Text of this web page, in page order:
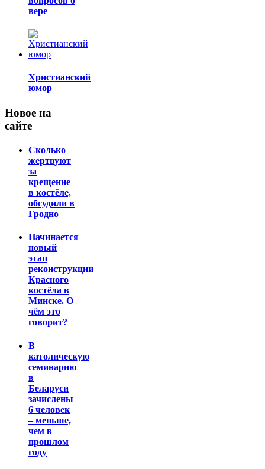
вере
Христианский
юмор
Новое на
сайте
Сколько
жертвуют
за
крещение
в костёле,
обсудили в
Гродно
Начинается
новый
этап
реконструкции
Красного
костёла в
Минске. О
чём это
говорит?
В
католическую
семинарию
в
Беларуси
зачислены
6 человек
– меньше,
чем в
прошлом
году